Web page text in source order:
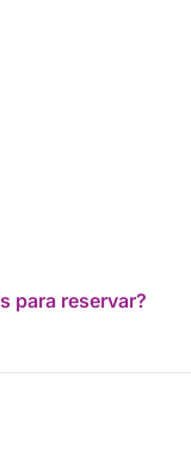
para reservar?